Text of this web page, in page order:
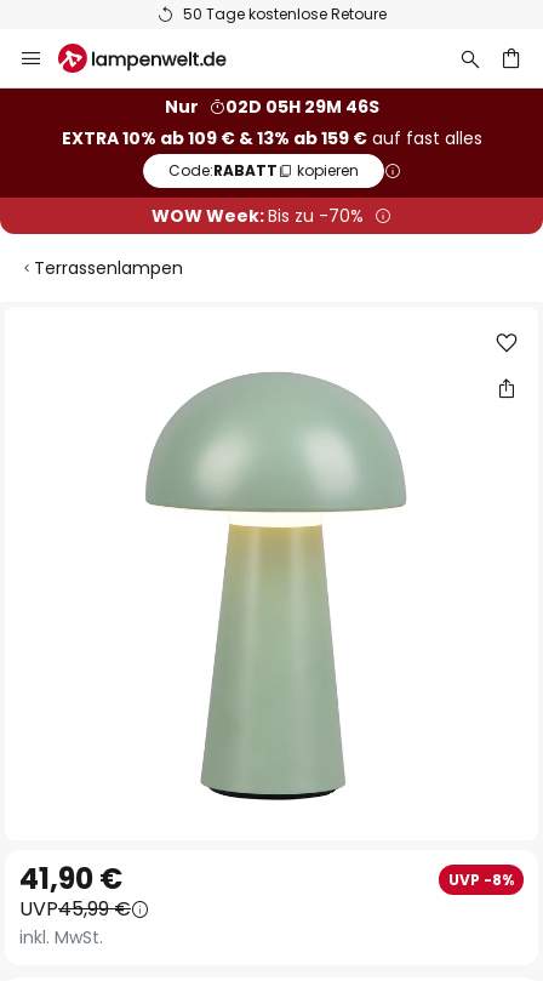
50 Tage kostenlose Retoure
Inhalt
Nur
02D 05H 29M 46S
EXTRA 10% ab 109 € & 13% ab 159 €auf fast alles
Code:RABATT kopieren
WOW Week:Bis zu -70%
Terrassenlampen
Anfang
der
Bildgalerie
41,90 € UVP -8%
UVP45,99 €
inkl. MwSt.